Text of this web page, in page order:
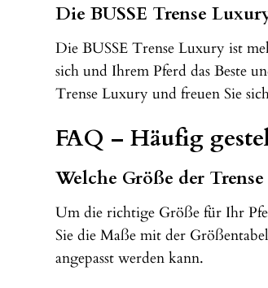
Die BUSSE Trense
Die BUSSE Trense Luxury ist
sich und Ihrem Pferd das Beste
Trense Luxury und freuen Sie
FAQ – Häufig
Welche Größe der
Um die richtige Größe für Ihr
Sie die Maße mit der
angepasst werden kann.